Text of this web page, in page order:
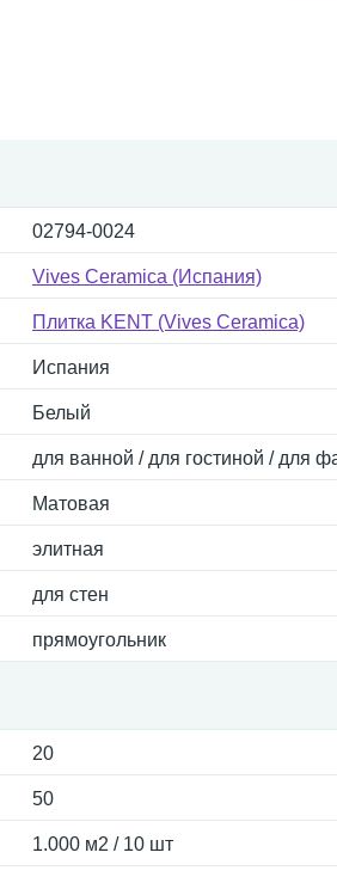
02794-0024
Vives Ceramica (Испания)
Плитка KENT (Vives Ceramica)
Испания
Белый
для ванной / для гостиной / для
Матовая
элитная
для стен
прямоугольник
20
50
1.000 м2 / 10 шт